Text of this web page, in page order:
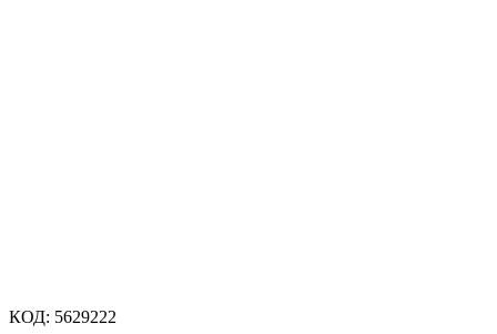
КОД: 5629222